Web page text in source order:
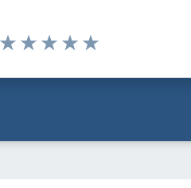
Valuta da 1 a 5 stelle la pagina